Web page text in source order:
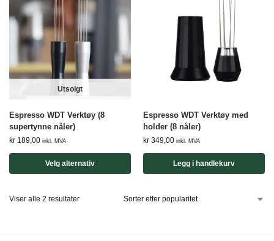
Utsolgt
Espresso WDT Verktøy (8
supertynne nåler)
kr 189,00 inkl. MVA
Velg alternativ
Espresso WDT Verktøy med
holder (8 nåler)
kr 349,00 inkl. MVA
Legg i handlekurv
Viser alle 2 resultater